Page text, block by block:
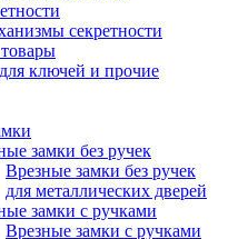
секретности
ключей и прочие
замки без ручек
Врезные замки без ручек
для металлических дверей
замки с ручками
Врезные замки с ручками